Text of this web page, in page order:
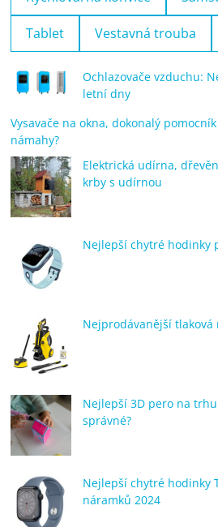
Tablet Vestavná trouba
Ochlazovače vzduchu:
letní dny
Vysavače na okna, dokonalý
námahy?
Elektrická udírna,
krby s udírnou
Nejlepší chytré hodinky
Nejprodávanější tlaková
Nejlepší 3D pero na
správné?
Nejlepší chytré hodinky
náramků 2024